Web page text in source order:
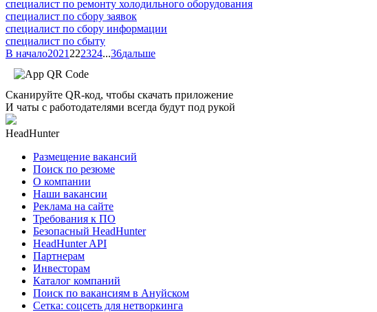
специалист по ремонту холодильного оборудования
специалист по сбору заявок
специалист по сбору информации
специалист по сбыту
В начало2021 222324...36дальше
Сканируйте QR-код, чтобы скачать приложение
И чаты с работодателями всегда будут под рукой
HeadHunter
Размещение вакансий
Поиск по резюме
О компании
Наши вакансии
Реклама на сайте
Требования к ПО
Безопасный HeadHunter
HeadHunter API
Партнерам
Инвесторам
Каталог компаний
Поиск по вакансиям в Ануйском
Сетка: соцсеть для нетворкинга